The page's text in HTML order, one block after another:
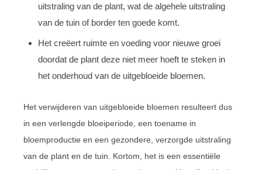
uitstraling van de plant, wat de algehele uitstraling
van de tuin of border ten goede komt.
Het creëert ruimte en voeding voor nieuwe groei
doordat de plant deze niet meer hoeft te steken in
het onderhoud van de uitgebloeide bloemen.
Het verwijderen van uitgebloeide bloemen resulteert dus
in een verlengde bloeiperiode, een toename in
bloemproductie en een gezondere, verzorgde uitstraling
van de plant en de tuin. Kortom, het is een essentiële